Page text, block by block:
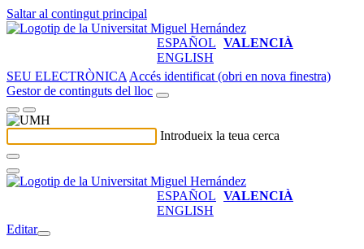
Saltar al contingut principal
ESPAÑOL VALENCIÀ
ENGLISH
SEU ELECTRÒNICA Accés identificat (obri en nova finestra)
Gestor de continguts del lloc
Introdueix la teua cerca
ESPAÑOL VALENCIÀ
ENGLISH
Editar